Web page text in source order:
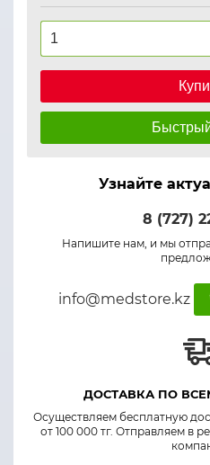
Узнайте
8 (727)
Напишите нам, и мы
info@medstore.kz
ДОСТАВКА ПО
Осуществляем бесплатную
от 100 000 тг. Отправляем в